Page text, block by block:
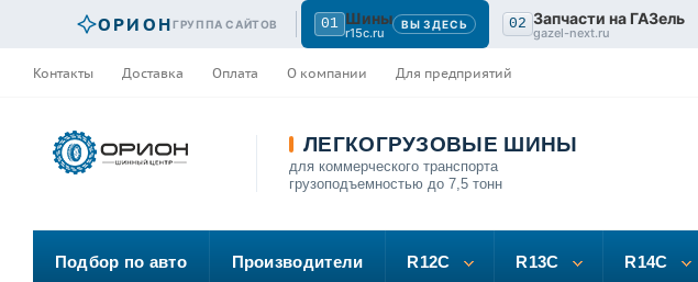
ОРИОНГРУППА САЙТОВ 01 Шины
r15c.ru
ВЫ ЗДЕСЬ 02 Запчасти на ГАЗель
gazel-next.ru
Контакты Доставка Оплата О компании Для предприятий
ЛЕГКОГРУЗОВЫЕ ШИНЫ
для коммерческого транспорта
грузоподъемностью до 7,5 тонн
Подбор по авто Производители R12C R13C R14C